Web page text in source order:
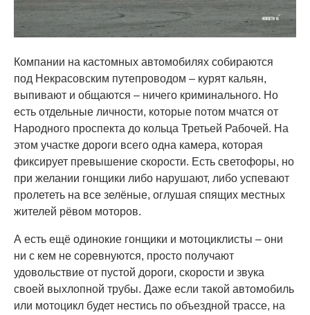
Компании на кастомных автомобилях собираются
под Некрасовским путепроводом – курят кальян,
выпивают и общаются – ничего криминального. Но
есть отдельные личности, которые потом мчатся от
Народного проспекта до кольца Третьей Рабочей. На
этом участке дороги всего одна камера, которая
фиксирует превышение скорости. Есть светофоры, но
при желании гонщики либо нарушают, либо успевают
пролететь на все зелёные, оглушая спящих местных
жителей рёвом моторов.
А есть ещё одинокие гонщики и мотоциклисты – они
ни с кем не соревнуются, просто получают
удовольствие от пустой дороги, скорости и звука
своей выхлопной трубы. Даже если такой автомобиль
или мотоцикл будет нестись по объездной трассе, на